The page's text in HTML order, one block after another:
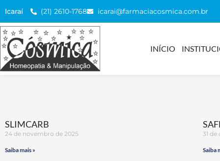
Icaraí (21) 2610-1768 icarai@farmaciacosmica.com.br
INÍCIO
SLIMCARB
24 de novembro de 2025
Saiba mais »
31
Saiba